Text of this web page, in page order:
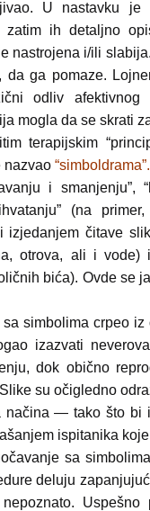
U nastavku
zatim ih detaljno
nastrojena i/ili
da ga pomaze.
odliv
mogla da se skrati
terapijskim
nazvao “simboldrama”.
i smanjenju”,
(na
izjedanjem čitave
otrova, ali i vode)
bića). Ovde se
simbolima crpeo
izazvati
dok obično
su očigledno
načina — tako što bi
ispitanika
sa
deluju
Uspešno